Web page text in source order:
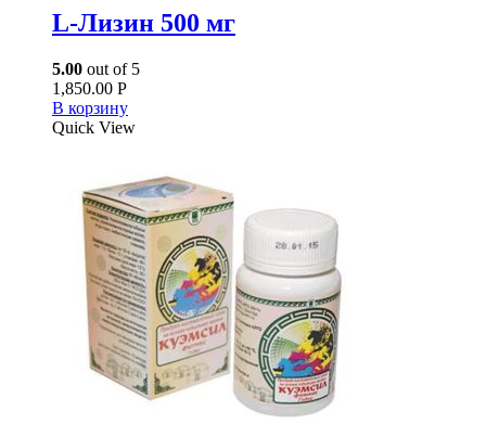
L-Лизин 500 мг
5.00 out of 5
1,850.00 Р
В корзину
Quick View